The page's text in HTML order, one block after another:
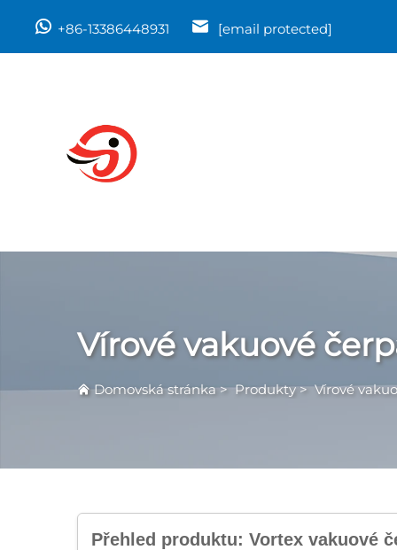
+86-13386448931 [email protected]
Vírové vakuové
Domovská stránka>Produkty>Vírové
Přehled produktu: Vortex vakuové